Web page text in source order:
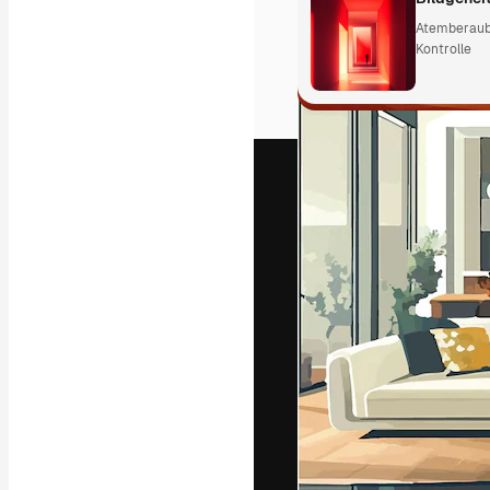
Kontrolle
Die kreative
Arbeit zu
Abonnenten
Agenturen und
Deutsch